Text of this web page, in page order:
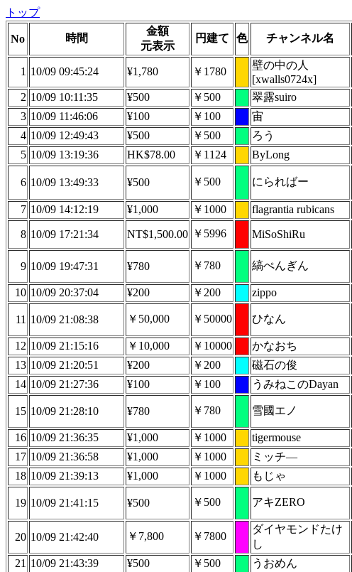
トップ
No 時間
金額
元表示
円建て 色 チャンネル名
1 10/09 09:45:24 ¥1,780 ￥1780
壁の中の人
[xwalls0724x]
2 10/09 10:11:35 ¥500 ￥500 翠露suiro
3 10/09 11:46:06 ¥100 ￥100 宙
4 10/09 12:49:43 ¥500 ￥500 ろう
5 10/09 13:19:36 HK$78.00 ￥1124 ByLong
6 10/09 13:49:33 ¥500 ￥500 にらればー
7 10/09 14:12:19 ¥1,000 ￥1000 flagrantia rubicans
8 10/09 17:21:34 NT$1,500.00 ￥5996 MiSoShiRu
9 10/09 19:47:31 ¥780 ￥780 縞ぺんぎん
10 10/09 20:37:04 ¥200 ￥200 zippo
11 10/09 21:08:38 ￥50,000 ￥50000 ひなん
12 10/09 21:15:16 ￥10,000 ￥10000 かなおち
13 10/09 21:20:51 ¥200 ￥200 磁石の俊
14 10/09 21:27:36 ¥100 ￥100 うみねこのDayan
15 10/09 21:28:10 ¥780 ￥780 雪國エノ
16 10/09 21:36:35 ¥1,000 ￥1000 tigermouse
17 10/09 21:36:58 ¥1,000 ￥1000 ミッチ―
18 10/09 21:39:13 ¥1,000 ￥1000 もじゃ
19 10/09 21:41:15 ¥500 ￥500 アキZERO
20 10/09 21:42:40 ￥7,800 ￥7800
ダイヤモンドたけ
し
21 10/09 21:43:39 ¥500 ￥500 うおめん